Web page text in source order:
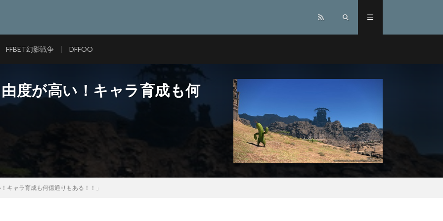
FFBET幻影戦争 DFFOO
度が高い！キャラ育成も何
キャラ育成も何億通りもある！！」